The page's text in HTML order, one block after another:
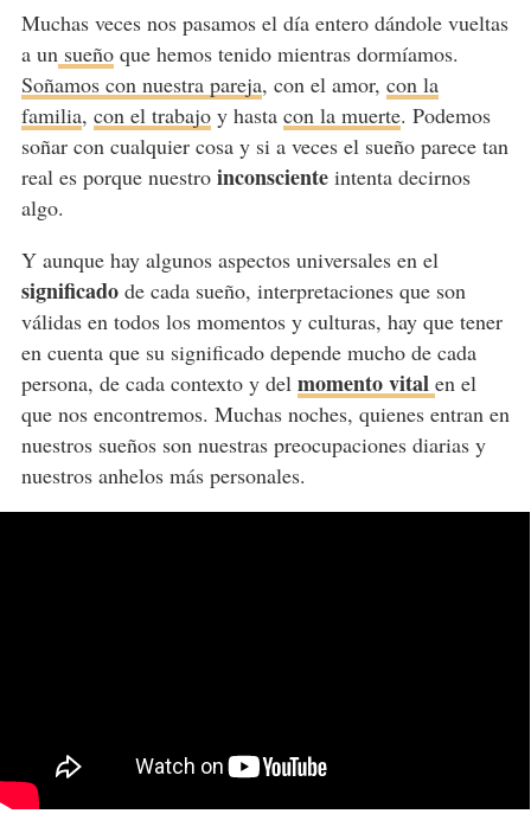
Muchas veces nos pasamos el día entero dándole vueltas
a unsueñoque hemos tenido mientras dormíamos.
Soñamos con nuestra pareja, con el amor, con la
familia, con el trabajoy hasta con la muerte. Podemos
soñar con cualquier cosa y si a veces el sueño parece tan
real es porque nuestro inconscienteintenta decirnos
algo.
Y aunque hay algunos aspectos universales en el
significadode cada sueño, interpretaciones que son
válidas en todos los momentos y culturas, hay que tener
en cuenta que su significado depende mucho de cada
persona, de cada contexto y del momento vital en el
que nos encontremos. Muchas noches, quienes entran en
nuestros sueños son nuestras preocupaciones diarias y
nuestros anhelos más personales.